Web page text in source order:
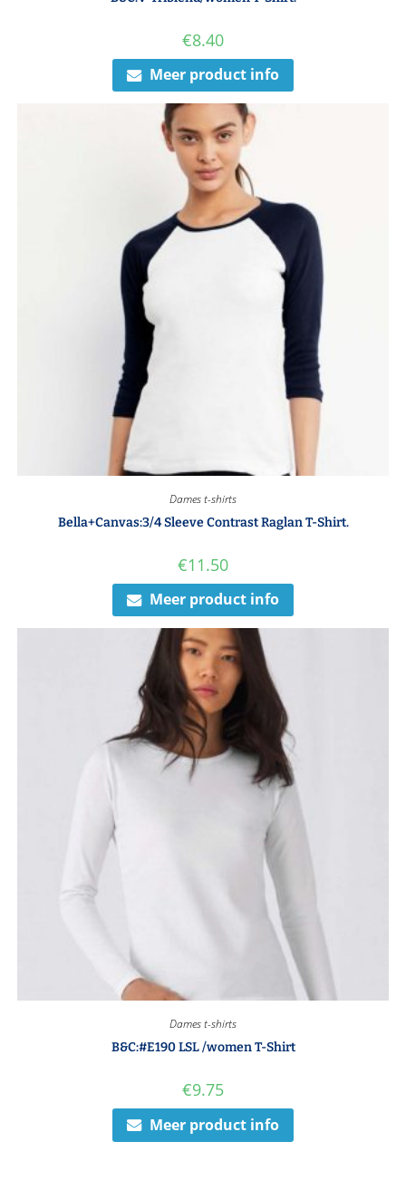
€8.40
Meer product info
Dames t-shirts
Bella+Canvas:3/4 Sleeve Contrast Raglan T-Shirt.
€11.50
Meer product info
Dames t-shirts
B&C:#E190 LSL /women T-Shirt
€9.75
Meer product info